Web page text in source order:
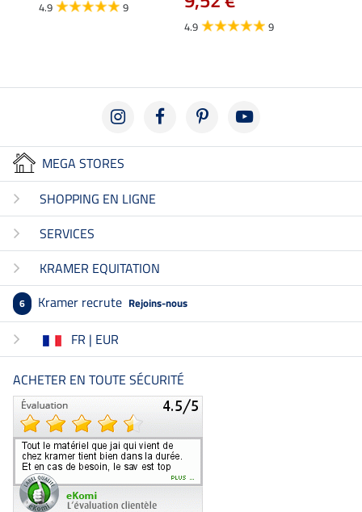
4.9 9
4.9 9
MEGA STORES
SHOPPING EN LIGNE
SERVICES
KRAMER EQUITATION
6 Kramer recrute Rejoins-nous
FR | EUR
ACHETER EN TOUTE SÉCURITÉ